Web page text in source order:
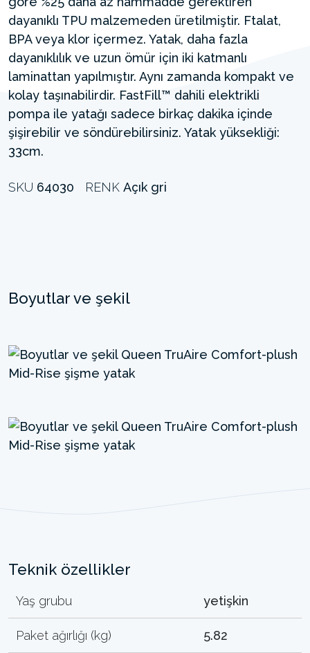
dayanıklı TPU malzemeden üretilmiştir. Ftalat,
BPA veya klor içermez. Yatak, daha fazla
dayanıklılık ve uzun ömür için iki katmanlı
laminattan yapılmıştır. Aynı zamanda kompakt ve
kolay taşınabilirdir. FastFill™ dahili elektrikli
pompa ile yatağı sadece birkaç dakika içinde
şişirebilir ve söndürebilirsiniz. Yatak yüksekliği:
33cm.
SKU 64030 RENK Açık gri
Boyutlar ve şekil
Teknik özellikler
Yaş grubu yetişkin
Paket ağırlığı (kg) 5.82